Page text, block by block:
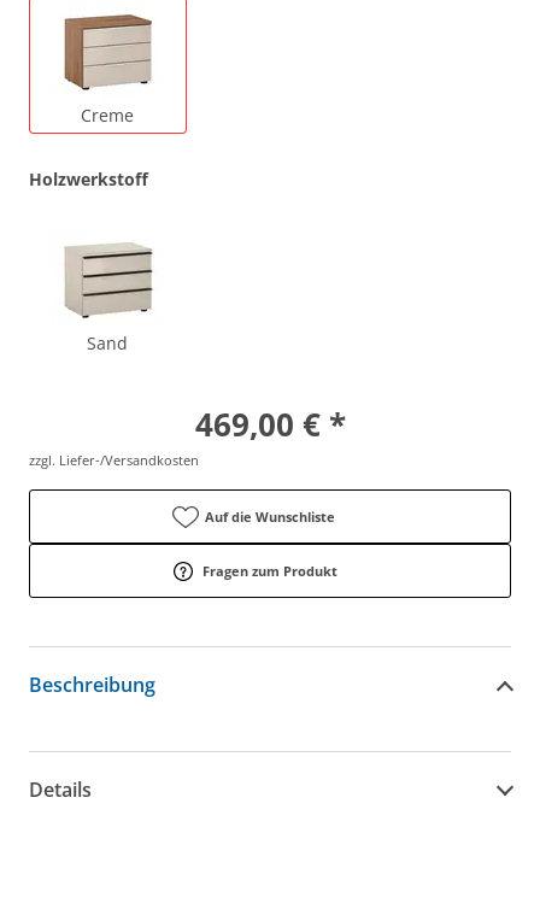
Creme
Holzwerkstoff
Sand
469,00 € *
zzgl. Liefer-/Versandkosten
Auf die Wunschliste
Fragen zum Produkt
Beschreibung
Details